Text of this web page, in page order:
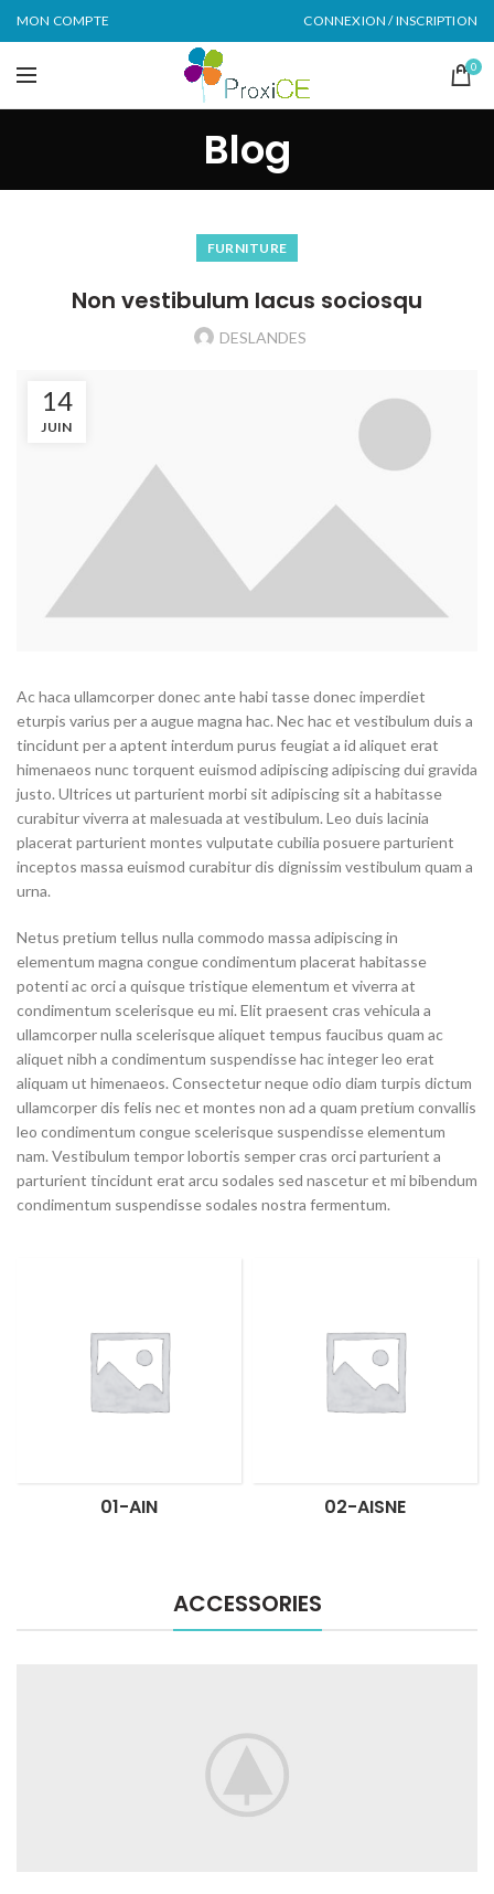
MON COMPTE CONNEXION / INSCRIPTION
0
Blog
FURNITURE
Non vestibulum lacus sociosqu
DESLANDES
14
JUIN
Ac haca ullamcorper donec ante habi tasse donec imperdiet
eturpis varius per a augue magna hac. Nec hac et vestibulum duis a
tincidunt per a aptent interdum purus feugiat a id aliquet erat
himenaeos nunc torquent euismod adipiscing adipiscing dui gravida
justo. Ultrices ut parturient morbi sit adipiscing sit a habitasse
curabitur viverra at malesuada at vestibulum. Leo duis lacinia
placerat parturient montes vulputate cubilia posuere parturient
inceptos massa euismod curabitur dis dignissim vestibulum quam a
urna.
Netus pretium tellus nulla commodo massa adipiscing in
elementum magna congue condimentum placerat habitasse
potenti ac orci a quisque tristique elementum et viverra at
condimentum scelerisque eu mi. Elit praesent cras vehicula a
ullamcorper nulla scelerisque aliquet tempus faucibus quam ac
aliquet nibh a condimentum suspendisse hac integer leo erat
aliquam ut himenaeos. Consectetur neque odio diam turpis dictum
ullamcorper dis felis nec et montes non ad a quam pretium convallis
leo condimentum congue scelerisque suspendisse elementum
nam. Vestibulum tempor lobortis semper cras orci parturient a
parturient tincidunt erat arcu sodales sed nascetur et mi bibendum
condimentum suspendisse sodales nostra fermentum.
01-AIN 02-AISNE
ACCESSORIES